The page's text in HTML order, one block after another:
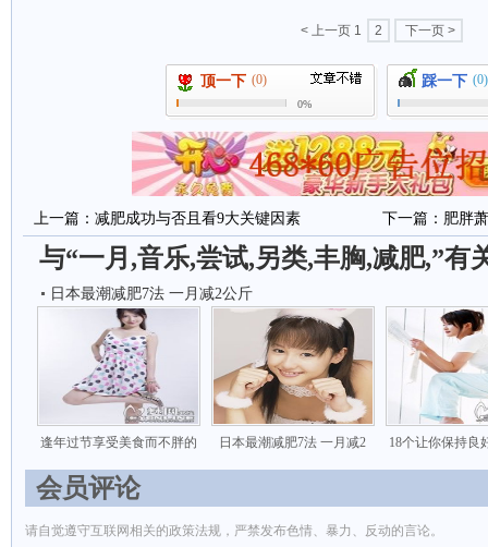
< 上一页 1 2 下一页 >
顶一下 (0)
0%
踩一下 (0)
上一篇： 减肥成功与否且看9大关键因素 下一篇： 肥胖
与“一月,音乐,尝试,另类,丰胸,减肥,”有
日本最潮减肥7法 一月减2公斤
逢年过节享受美食而不胖的 日本最潮减肥7法 一月减2 18个让你保持良
会员评论
请自觉遵守互联网相关的政策法规，严禁发布色情、暴力、反动的言论。